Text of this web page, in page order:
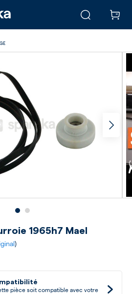
1965h7 Mael
)
pièce soit compatible avec votre